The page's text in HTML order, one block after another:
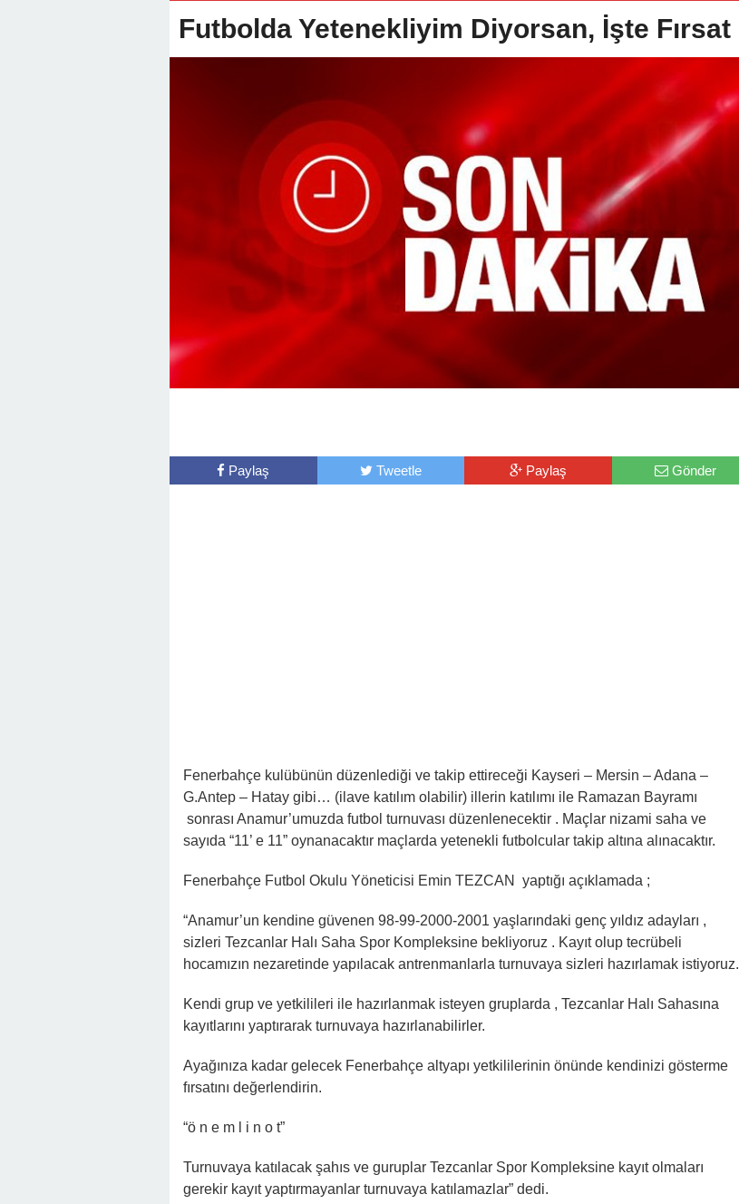
Futbolda Yetenekliyim Diyorsan, İşte Fırsat
Paylaş Tweetle Paylaş Gönder
Fenerbahçe kulübünün düzenlediği ve takip ettireceği Kayseri – Mersin – Adana –
G.Antep – Hatay gibi… (ilave katılım olabilir) illerin katılımı ile Ramazan Bayramı
sonrası Anamur’umuzda futbol turnuvası düzenlenecektir . Maçlar nizami saha ve
sayıda “11’ e 11” oynanacaktır maçlarda yetenekli futbolcular takip altına alınacaktır.
Fenerbahçe Futbol Okulu Yöneticisi Emin TEZCAN yaptığı açıklamada ;
“Anamur’un kendine güvenen 98-99-2000-2001 yaşlarındaki genç yıldız adayları ,
sizleri Tezcanlar Halı Saha Spor Kompleksine bekliyoruz . Kayıt olup tecrübeli
hocamızın nezaretinde yapılacak antrenmanlarla turnuvaya sizleri hazırlamak istiyoruz.
Kendi grup ve yetkilileri ile hazırlanmak isteyen gruplarda , Tezcanlar Halı Sahasına
kayıtlarını yaptırarak turnuvaya hazırlanabilirler.
Ayağınıza kadar gelecek Fenerbahçe altyapı yetkililerinin önünde kendinizi gösterme
fırsatını değerlendirin.
“ö n e m l i n o t”
Turnuvaya katılacak şahıs ve guruplar Tezcanlar Spor Kompleksine kayıt olmaları
gerekir kayıt yaptırmayanlar turnuvaya katılamazlar” dedi.